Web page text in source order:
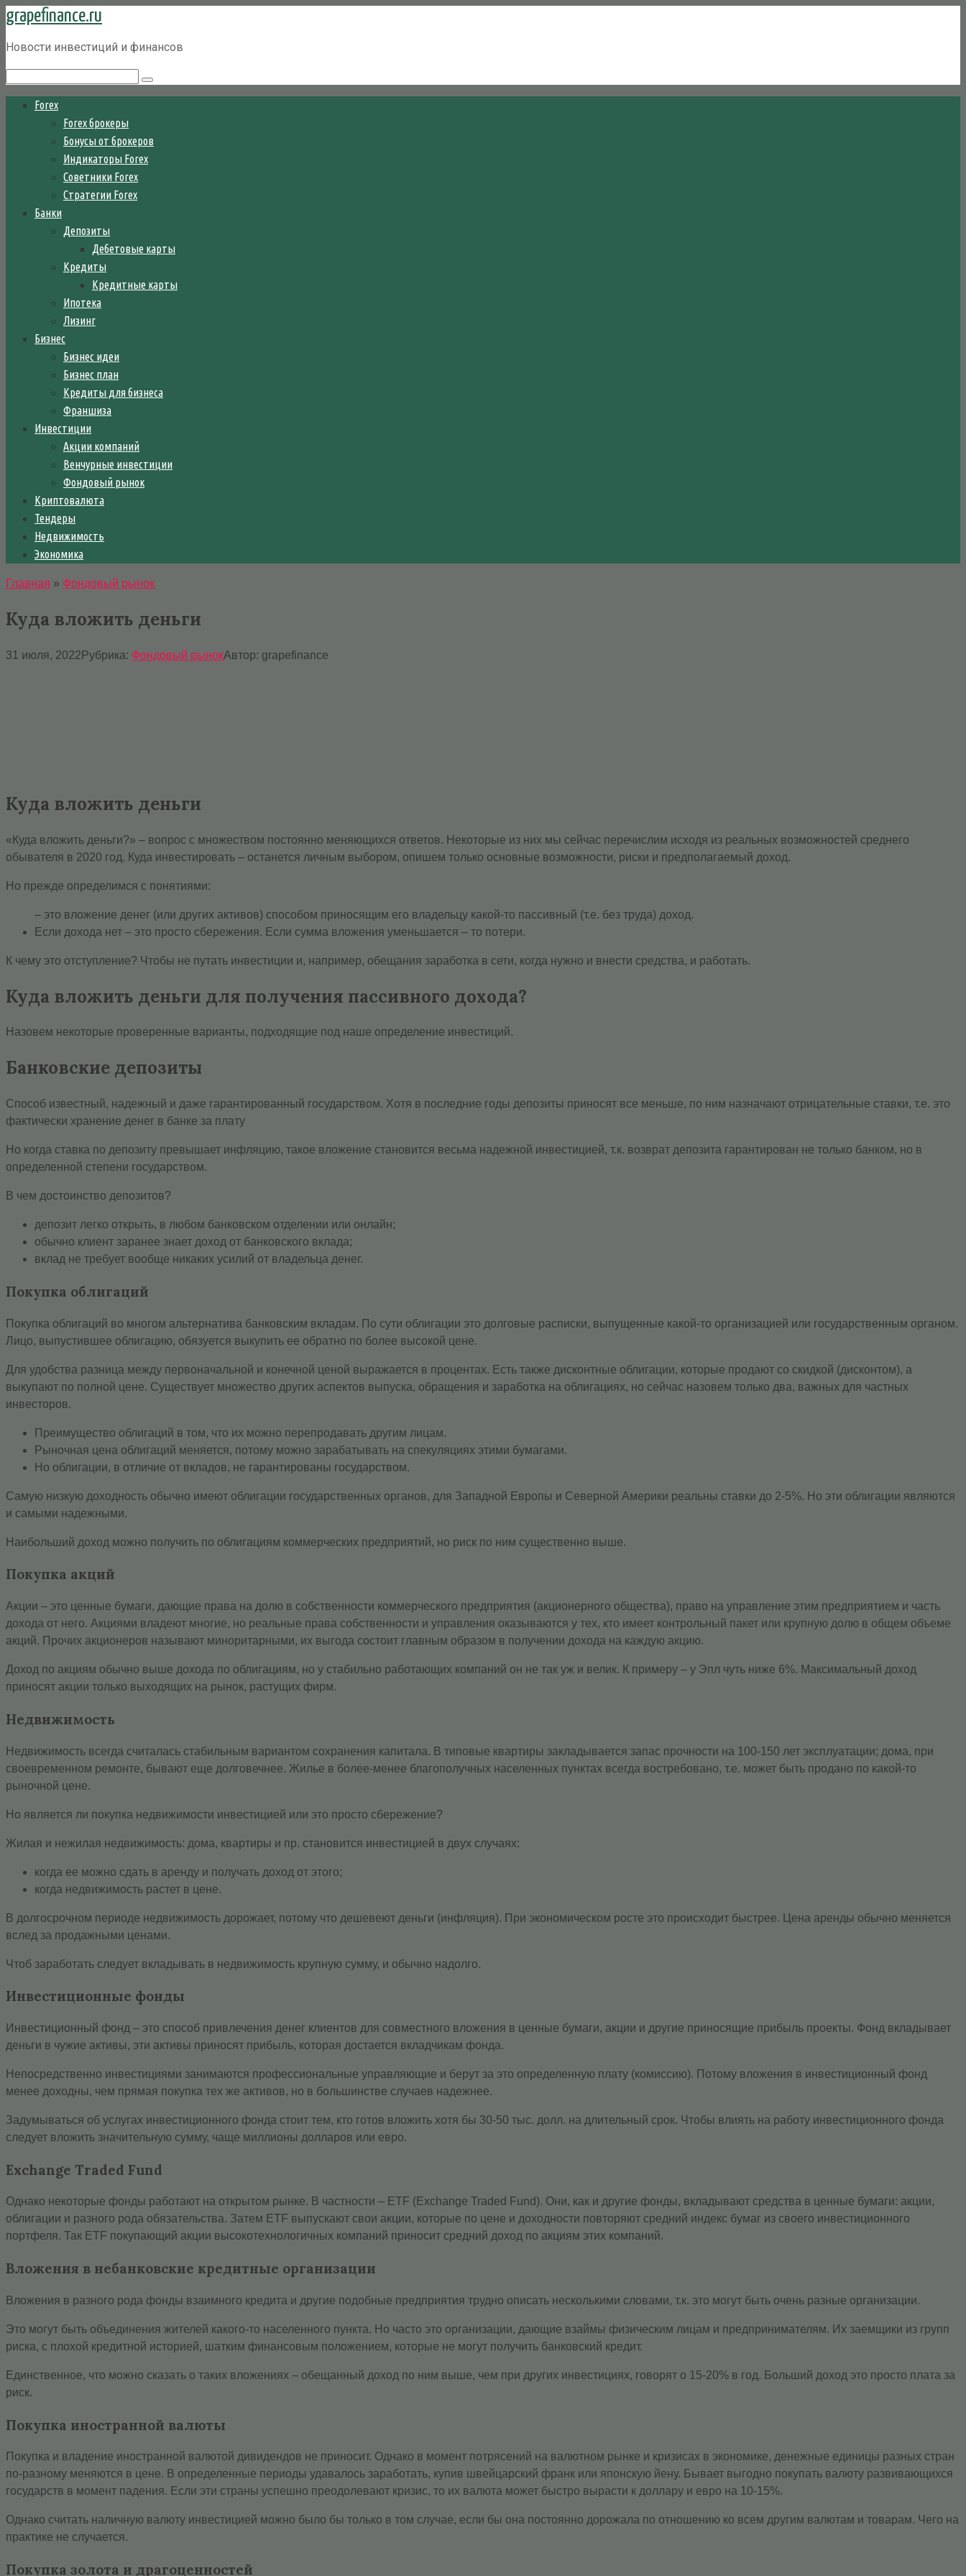
Перейти
контенту
grapefinance.ru
Новости инвестиций и финансов
Forex
Forex брокеры
Бонусы от брокеров
Индикаторы Forex
Советники Forex
Стратегии Forex
Банки
Депозиты
Дебетовые карты
Кредиты
Кредитные карты
Ипотека
Лизинг
Бизнес
Бизнес идеи
Бизнес план
Кредиты для бизнеса
Франшиза
Инвестиции
Акции компаний
Венчурные инвестиции
Фондовый рынок
Криптовалюта
Тендеры
Недвижимость
Экономика
Главная » Фондовый рынок
Куда вложить деньги
31 июля, 2022 Рубрика: Фондовый рынокАвтор: grapefinance
Куда вложить деньги
«Куда вложить деньги?» – вопрос с множеством постоянно меняющихся ответов. Некоторые из них мы сейчас перечислим исходя из реальных возможностей среднего
обывателя в 2020 год. Куда инвестировать – останется личным выбором, опишем только основные возможности, риски и предполагаемый доход.
Но прежде определимся с понятиями:
– это вложение денег (или других активов) способом приносящим его владельцу какой-то пассивный (т.е. без труда) доход.
Если дохода нет – это просто сбережения. Если сумма вложения уменьшается – то потери.
К чему это отступление? Чтобы не путать инвестиции и, например, обещания заработка в сети, когда нужно и внести средства, и работать.
Куда вложить деньги для получения пассивного дохода?
Назовем некоторые проверенные варианты, подходящие под наше определение инвестиций.
Банковские депозиты
Способ известный, надежный и даже гарантированный государством. Хотя в последние годы депозиты приносят все меньше, по ним назначают отрицательные ставки, т.е. это
фактически хранение денег в банке за плату
Но когда ставка по депозиту превышает инфляцию, такое вложение становится весьма надежной инвестицией, т.к. возврат депозита гарантирован не только банком, но в
определенной степени государством.
В чем достоинство депозитов?
депозит легко открыть, в любом банковском отделении или онлайн;
обычно клиент заранее знает доход от банковского вклада;
вклад не требует вообще никаких усилий от владельца денег.
Покупка облигаций
Покупка облигаций во многом альтернатива банковским вкладам. По сути облигации это долговые расписки, выпущенные какой-то организацией или государственным органом.
Лицо, выпустившее облигацию, обязуется выкупить ее обратно по более высокой цене.
Для удобства разница между первоначальной и конечной ценой выражается в процентах. Есть также дисконтные облигации, которые продают со скидкой (дисконтом), а
выкупают по полной цене. Существует множество других аспектов выпуска, обращения и заработка на облигациях, но сейчас назовем только два, важных для частных
инвесторов.
Преимущество облигаций в том, что их можно перепродавать другим лицам.
Рыночная цена облигаций меняется, потому можно зарабатывать на спекуляциях этими бумагами.
Но облигации, в отличие от вкладов, не гарантированы государством.
Самую низкую доходность обычно имеют облигации государственных органов, для Западной Европы и Северной Америки реальны ставки до 2-5%. Но эти облигации являются
и самыми надежными.
Наибольший доход можно получить по облигациям коммерческих предприятий, но риск по ним существенно выше.
Покупка акций
Акции – это ценные бумаги, дающие права на долю в собственности коммерческого предприятия (акционерного общества), право на управление этим предприятием и часть
дохода от него. Акциями владеют многие, но реальные права собственности и управления оказываются у тех, кто имеет контрольный пакет или крупную долю в общем объеме
акций. Прочих акционеров называют миноритарными, их выгода состоит главным образом в получении дохода на каждую акцию.
Доход по акциям обычно выше дохода по облигациям, но у стабильно работающих компаний он не так уж и велик. К примеру – у Эпл чуть ниже 6%. Максимальный доход
приносят акции только выходящих на рынок, растущих фирм.
Недвижимость
Недвижимость всегда считалась стабильным вариантом сохранения капитала. В типовые квартиры закладывается запас прочности на 100-150 лет эксплуатации; дома, при
своевременном ремонте, бывают еще долговечнее. Жилье в более-менее благополучных населенных пунктах всегда востребовано, т.е. может быть продано по какой-то
рыночной цене.
Но является ли покупка недвижимости инвестицией или это просто сбережение?
Жилая и нежилая недвижимость: дома, квартиры и пр. становится инвестицией в двух случаях:
когда ее можно сдать в аренду и получать доход от этого;
когда недвижимость растет в цене.
В долгосрочном периоде недвижимость дорожает, потому что дешевеют деньги (инфляция). При экономическом росте это происходит быстрее. Цена аренды обычно меняется
вслед за продажными ценами.
Чтоб заработать следует вкладывать в недвижимость крупную сумму, и обычно надолго.
Инвестиционные фонды
Инвестиционный фонд – это способ привлечения денег клиентов для совместного вложения в ценные бумаги, акции и другие приносящие прибыль проекты. Фонд вкладывает
деньги в чужие активы, эти активы приносят прибыль, которая достается вкладчикам фонда.
Непосредственно инвестициями занимаются профессиональные управляющие и берут за это определенную плату (комиссию). Потому вложения в инвестиционный фонд
менее доходны, чем прямая покупка тех же активов, но в большинстве случаев надежнее.
Задумываться об услугах инвестиционного фонда стоит тем, кто готов вложить хотя бы 30-50 тыс. долл. на длительный срок. Чтобы влиять на работу инвестиционного фонда
следует вложить значительную сумму, чаще миллионы долларов или евро.
Exchange Traded Fund
Однако некоторые фонды работают на открытом рынке. В частности – ETF (Exchange Traded Fund). Они, как и другие фонды, вкладывают средства в ценные бумаги: акции,
облигации и разного рода обязательства. Затем ETF выпускают свои акции, которые по цене и доходности повторяют средний индекс бумаг из своего инвестиционного
портфеля. Так ETF покупающий акции высокотехнологичных компаний приносит средний доход по акциям этих компаний.
Вложения в небанковские кредитные организации
Вложения в разного рода фонды взаимного кредита и другие подобные предприятия трудно описать несколькими словами, т.к. это могут быть очень разные организации.
Это могут быть объединения жителей какого-то населенного пункта. Но часто это организации, дающие взаймы физическим лицам и предпринимателям. Их заемщики из групп
риска, с плохой кредитной историей, шатким финансовым положением, которые не могут получить банковский кредит.
Единственное, что можно сказать о таких вложениях – обещанный доход по ним выше, чем при других инвестициях, говорят о 15-20% в год. Больший доход это просто плата за
риск.
Покупка иностранной валюты
Покупка и владение иностранной валютой дивидендов не приносит. Однако в момент потрясений на валютном рынке и кризисах в экономике, денежные единицы разных стран
по-разному меняются в цене. В определенные периоды удавалось заработать, купив швейцарский франк или японскую йену. Бывает выгодно покупать валюту развивающихся
государств в момент падения. Если эти страны успешно преодолевают кризис, то их валюта может быстро вырасти к доллару и евро на 10-15%.
Однако считать наличную валюту инвестицией можно было бы только в том случае, если бы она постоянно дорожала по отношению ко всем другим валютам и товарам. Чего на
практике не случается.
Покупка золота и драгоценностей